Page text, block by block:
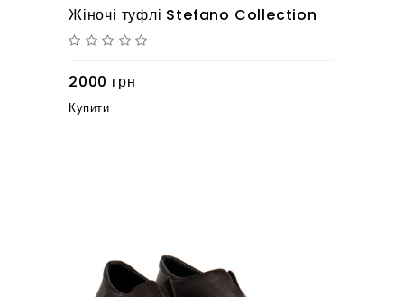
Жіночі туфлі Stefano Collection
2000 грн
Купити